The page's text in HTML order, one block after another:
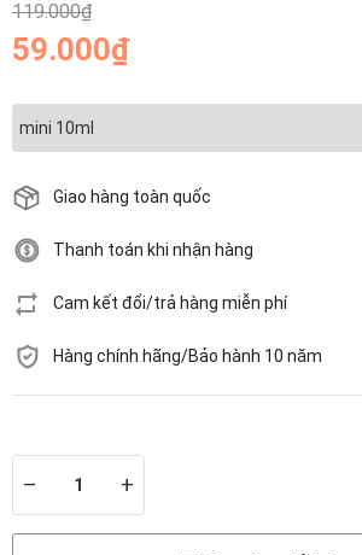
119.000₫
59.000₫
Giao hàng toàn quốc
Thanh toán khi nhận hàng
Cam kết đổi/trả hàng miễn phí
Hàng chính hãng/Bảo hành 10 năm
– +